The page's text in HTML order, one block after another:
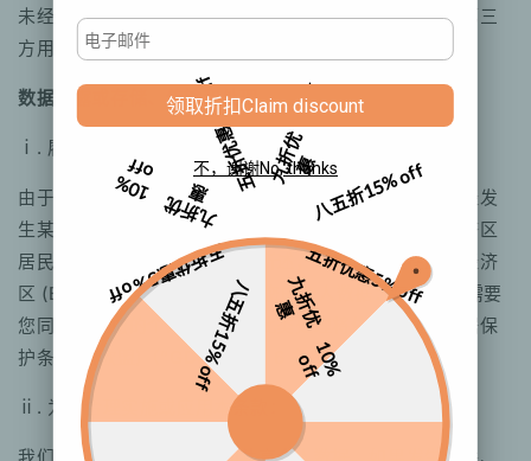
未经您事先明确同意，我们不会将您的个人数据分享给第三
方用于其自身的营销目的。
数据披露或存储、传输和处理
ⅰ. 履行法律义务：
由于欧洲经济区或用户居住国的强制性法律，存在或已经发
生某些法律行为，并且需要履行某些法律义务。欧洲经济区
居民个人数据的处理——如下所述，如果您居住在欧洲经济
区 (EEA) 内，我们将合法处理您的个人数据：每当我们需要
您同意处理您的个人数据时，此类处理将依据《通用数据保
护条例》(欧盟)（“GDPR”）第 6 条第 1 款的规定进行。
ⅱ. 为了合理实施或应用本条款：
五折优惠
5% off
九
折
优
惠
1
0
%
of
f
八五折
15% off
五折优惠
5% off
九
折
优
惠
1
0
%
o
f
f 五折优惠
5% off
九
折
优惠
10
%
o
ff
八五折
15% off
领取折扣Claim discount
不，谢谢No, thanks